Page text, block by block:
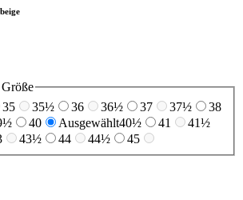
beige
35 35½ 36 36½ 37 37½
38
40 Ausgewählt40½ 41
41½
43½ 44 44½
45